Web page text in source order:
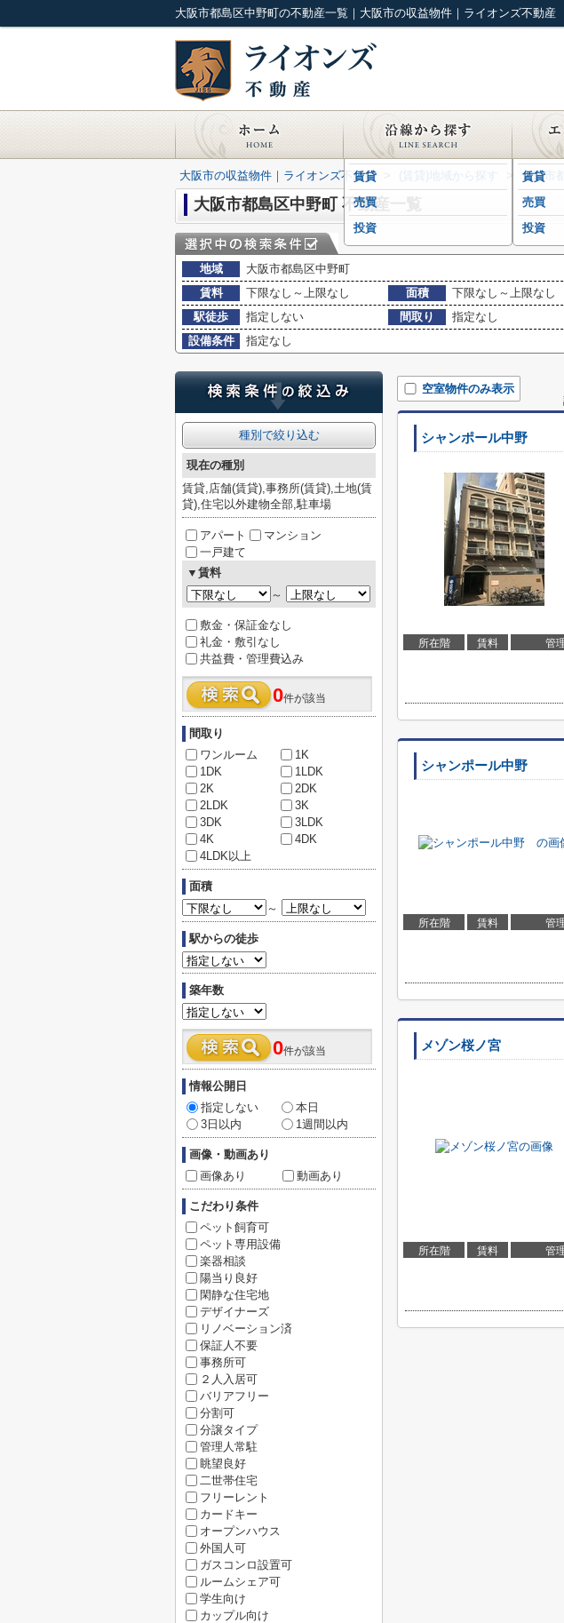
大阪市都島区中野町の不動産一覧｜大阪市の収益物件｜ライオンズ不動産
賃貸
売買
投資
賃貸
売買
投資
大阪市の収益物件｜ライオンズ不動産 (賃貸)地域から探す 大阪市
大阪市都島区中野町 不動産一覧
地域
大阪市都島区中野町
賃料
下限なし～上限なし 面積 下限なし～上限なし
駅徒歩
指定しない 間取り
指定なし
設備条件
指定なし
空室物件のみ表示
シャンポール中野
所在階 賃料 管
シャンポール中野
所在階 賃料 管
メゾン桜ノ宮
所在階 賃料 管
種別で絞り込む
現在の種別
賃貸,店舗(賃貸),事務所(賃貸),土地(賃
貸),住宅以外建物全部,駐車場
アパート
マンション
一戸建て
▼賃料
～
敷金・保証金なし
礼金・敷引なし
共益費・管理費込み
0件が該当
間取り
ワンルーム
1K
1DK
1LDK
2K
2DK
2LDK
3K
3DK
3LDK
4K
4DK
4LDK以上
面積
～
駅からの徒歩
築年数
0件が該当
情報公開日
指定しない
本日
3日以内
1週間以内
画像・動画あり
画像あり
動画あり
こだわり条件
ペット飼育可
ペット専用設備
楽器相談
陽当り良好
閑静な住宅地
デザイナーズ
リノベーション済
保証人不要
事務所可
２人入居可
バリアフリー
分割可
分譲タイプ
管理人常駐
眺望良好
二世帯住宅
フリーレント
カードキー
オープンハウス
外国人可
ガスコンロ設置可
ルームシェア可
学生向け
カップル向け